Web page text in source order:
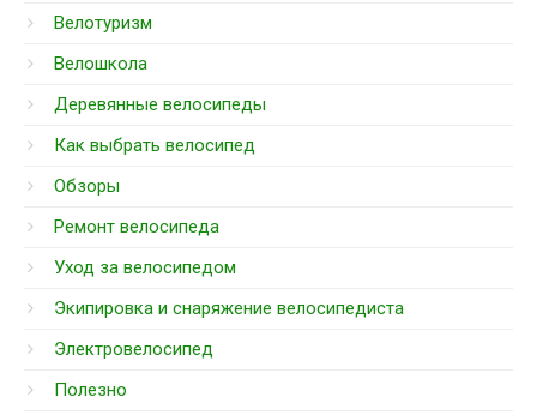
Велотуризм
Велошкола
Деревянные велосипеды
Как выбрать велосипед
Обзоры
Ремонт велосипеда
Уход за велосипедом
Экипировка и снаряжение велосипедиста
Электровелосипед
Полезно